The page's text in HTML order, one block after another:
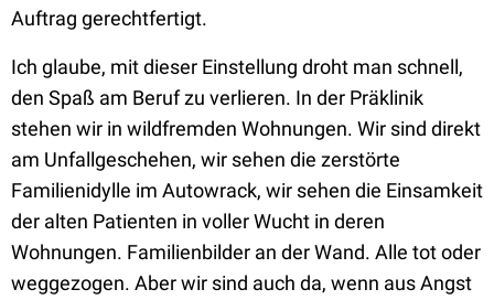
Auftrag gerechtfertigt.
Ich glaube, mit dieser Einstellung droht man schnell,
den Spaß am Beruf zu verlieren. In der Präklinik
stehen wir in wildfremden Wohnungen. Wir sind direkt
am Unfallgeschehen, wir sehen die zerstörte
Familienidylle im Autowrack, wir sehen die Einsamkeit
der alten Patienten in voller Wucht in deren
Wohnungen. Familienbilder an der Wand. Alle tot oder
weggezogen. Aber wir sind auch da, wenn aus Angst